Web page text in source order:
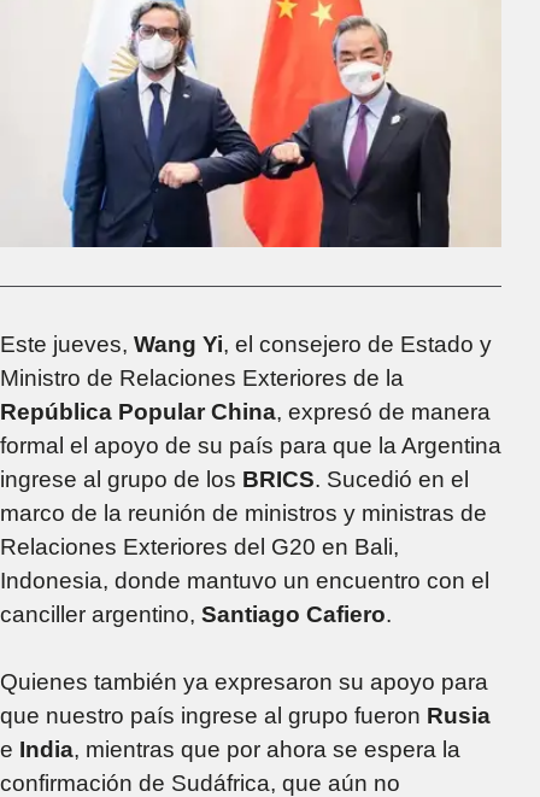
Este jueves, Wang Yi, el consejero de Estado y
Ministro de Relaciones Exteriores de la
República Popular China, expresó de manera
formal el apoyo de su país para que la Argentina
ingrese al grupo de los BRICS. Sucedió en el
marco de la reunión de ministros y ministras de
Relaciones Exteriores del G20 en Bali,
Indonesia, donde mantuvo un encuentro con el
canciller argentino, Santiago Cafiero.
Quienes también ya expresaron su apoyo para
que nuestro país ingrese al grupo fueron Rusia
e India, mientras que por ahora se espera la
confirmación de Sudáfrica, que aún no